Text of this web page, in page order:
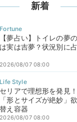
新着
【夢占い】トイレの夢
は実は吉夢？状況別に
2026/08/07 08:00
セリアで理想形を発見
「形とサイズが絶妙」
替え容器
2026/08/07 08:00